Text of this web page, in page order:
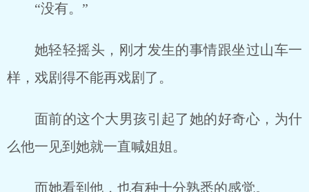
“没有。”
她轻轻摇头，刚才发生的事情跟坐过山车一
样，戏剧得不能再戏剧了。
面前的这个大男孩引起了她的好奇心，为什
么他一见到她就一直喊姐姐。
而她看到他，也有种十分熟悉的感觉。